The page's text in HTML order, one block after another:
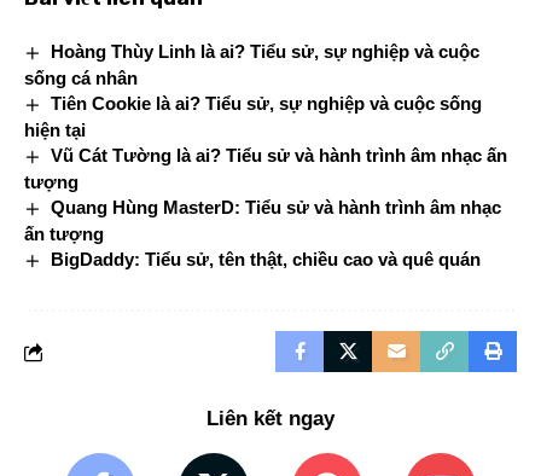
Hoàng Thùy Linh là ai? Tiểu sử, sự nghiệp và cuộc
sống cá nhân
Tiên Cookie là ai? Tiểu sử, sự nghiệp và cuộc sống
hiện tại
Vũ Cát Tường là ai? Tiểu sử và hành trình âm nhạc ấn
tượng
Quang Hùng MasterD: Tiểu sử và hành trình âm nhạc
ấn tượng
BigDaddy: Tiểu sử, tên thật, chiều cao và quê quán
Liên kết ngay